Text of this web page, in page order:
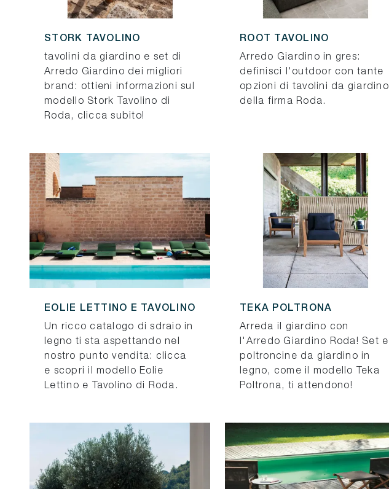
STORK TAVOLINO
tavolini da giardino e set di
Arredo Giardino dei migliori
brand: ottieni informazioni sul
modello Stork Tavolino di
Roda, clicca subito!
ROOT TAVOLINO
Arredo Giardino in gres:
definisci l'outdoor con tante
opzioni di tavolini da giardino
della firma Roda.
EOLIE LETTINO E TAVOLINO
Un ricco catalogo di sdraio in
legno ti sta aspettando nel
nostro punto vendita: clicca
e scopri il modello Eolie
Lettino e Tavolino di Roda.
TEKA POLTRONA
Arreda il giardino con
l'Arredo Giardino Roda! Set e
poltroncine da giardino in
legno, come il modello Teka
Poltrona, ti attendono!